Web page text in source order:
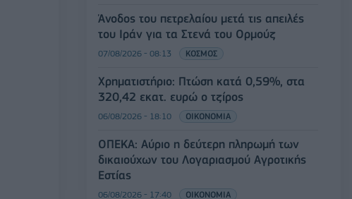
Άνοδος του πετρελαίου μετά τις απειλές
του Ιράν για τα Στενά του Ορμούζ
07/08/2026 - 08:13 ΚΟΣΜΟΣ
Χρηματιστήριο: Πτώση κατά 0,59%, στα
320,42 εκατ. ευρώ ο τζίρος
06/08/2026 - 18:10 ΟΙΚΟΝΟΜΙΑ
ΟΠΕΚΑ: Αύριο η δεύτερη πληρωμή των
δικαιούχων του Λογαριασμού Αγροτικής
Εστίας
06/08/2026 - 17:40 ΟΙΚΟΝΟΜΙΑ